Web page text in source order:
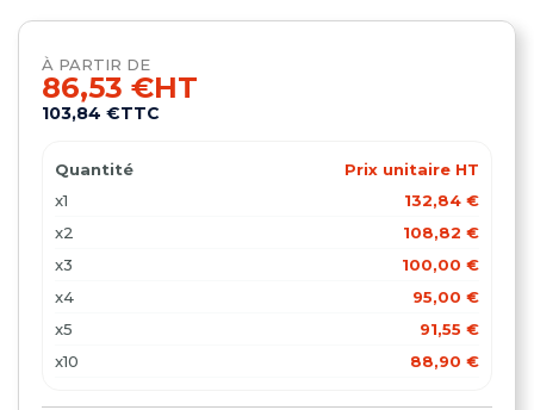
À PARTIR DE
86,53 €HT
103,84 €TTC
Quantité
Prix unitaire HT
x1
132,84 €
x2
108,82 €
x3
100,00 €
x4
95,00 €
x5
91,55 €
x10
88,90 €